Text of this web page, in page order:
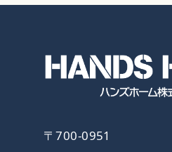
〒700-0951